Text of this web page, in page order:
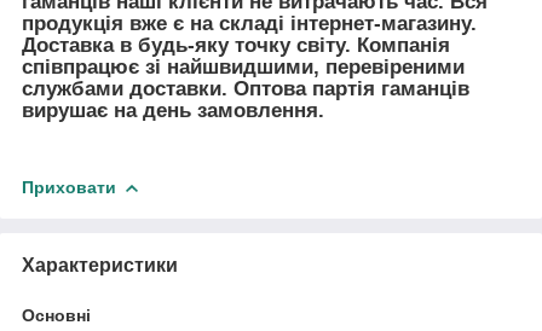
продукція вже є на складі інтернет-магазину.
Доставка в будь-яку точку світу. Компанія
співпрацює зі найшвидшими, перевіреними
службами доставки. Оптова партія гаманців
вирушає на день замовлення.
Приховати
Характеристики
Основні